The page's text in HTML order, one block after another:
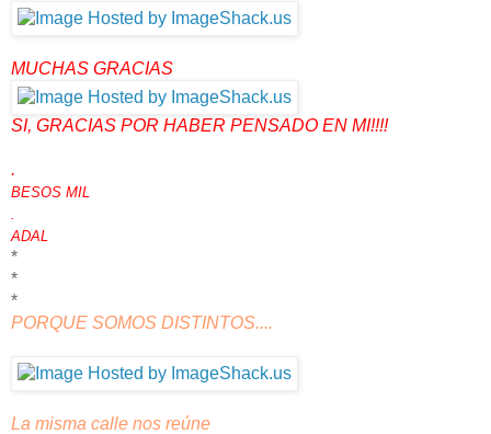
MUCHAS GRACIAS
SI, GRACIAS POR HABER PENSADO EN MI!!!!
.
BESOS MIL
ADAL
*
*
*
PORQUE SOMOS DISTINTOS....
La misma calle nos reúne